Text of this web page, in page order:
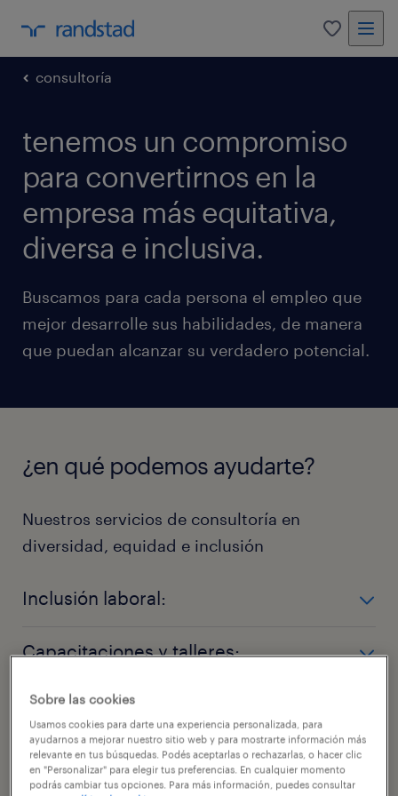
0
consultoría
tenemos un compromiso
para convertirnos en la
empresa más equitativa,
diversa e inclusiva.
Buscamos para cada persona el empleo que
mejor desarrolle sus habilidades, de manera
que puedan alcanzar su verdadero potencial.
¿en qué podemos ayudarte?
Nuestros servicios de consultoría en
diversidad, equidad e inclusión
Inclusión laboral:
- Personal temporal
- Personas con discapacidad
- Diversidad etaria
- Empleo joven
Capacitaciones y talleres:
- Sensibilización: conceptos y ejercicios
- Personas con discapacidad
- Diversidad etaria
- Poblaciones vulnerables
Diagnósticos de situación:
- Diagnóstico integral en DE&I
- Diagnóstico de sesgos implícitos y cultura
organizacional
¡contactanos hoy!
Sobre las cookies
Usamos cookies para darte una experiencia personalizada, para
ayudarnos a mejorar nuestro sitio web y para mostrarte información más
relevante en tus búsquedas. Podés aceptarlas o rechazarlas, o hacer clic
en "Personalizar" para elegir tus preferencias. En cualquier momento
podrás cambiar tus opciones. Para más información, puedes consultar